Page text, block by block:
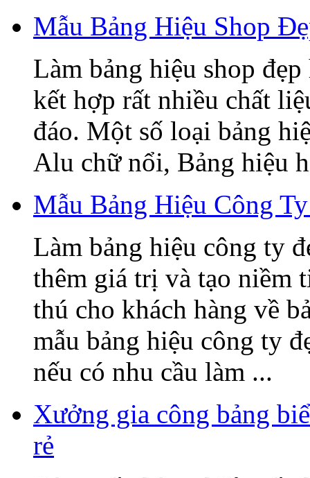
Mẫu Bảng Hiệu Shop
Làm bảng hiệu shop
kết hợp rất nhiều chất
đáo. Một số loại bảng
Alu chữ nổi, Bảng hiệu
Mẫu Bảng Hiệu Công
Làm bảng hiệu công ty
thêm giá trị và tạo niềm
thú cho khách hàng về
mẫu bảng hiệu công ty
nếu có nhu cầu làm ...
Xưởng gia công bảng
rẻ